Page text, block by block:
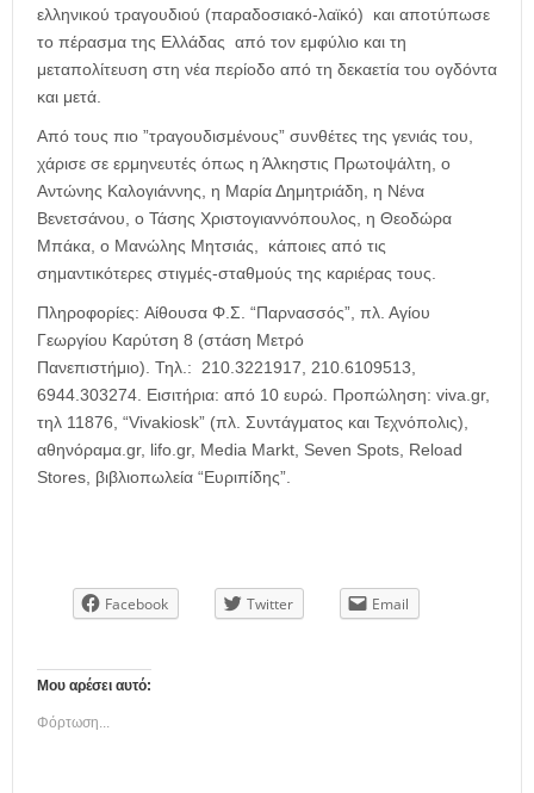
ελληνικού τραγουδιού (παραδοσιακό-λαϊκό) και αποτύπωσε
το πέρασμα της Ελλάδας από τον εμφύλιο και τη
μεταπολίτευση στη νέα περίοδο από τη δεκαετία του ογδόντα
και μετά.
Από τους πιο ”τραγουδισμένους” συνθέτες της γενιάς του,
χάρισε σε ερμηνευτές όπως η Άλκηστις Πρωτοψάλτη, ο
Αντώνης Καλογιάννης, η Μαρία Δημητριάδη, η Νένα
Βενετσάνου, ο Τάσης Χριστογιαννόπουλος, η Θεοδώρα
Μπάκα, ο Μανώλης Μητσιάς, κάποιες από τις
σημαντικότερες στιγμές-σταθμούς της καριέρας τους.
Πληροφορίες: Αίθουσα Φ.Σ. “Παρνασσός”, πλ. Αγίου
Γεωργίου Καρύτση 8 (στάση Μετρό
Πανεπιστήμιο). Τηλ.: 210.3221917, 210.6109513,
6944.303274. Εισιτήρια: από 10 ευρώ. Προπώληση: viva.gr,
τηλ 11876, “Vivakiosk” (πλ. Συντάγματος και Τεχνόπολις),
αθηνόραμα.gr, lifo.gr, Media Markt, Seven Spots, Reload
Stores, βιβλιοπωλεία “Ευριπίδης”.
Facebook Twitter Email
Μου αρέσει αυτό:
Φόρτωση...